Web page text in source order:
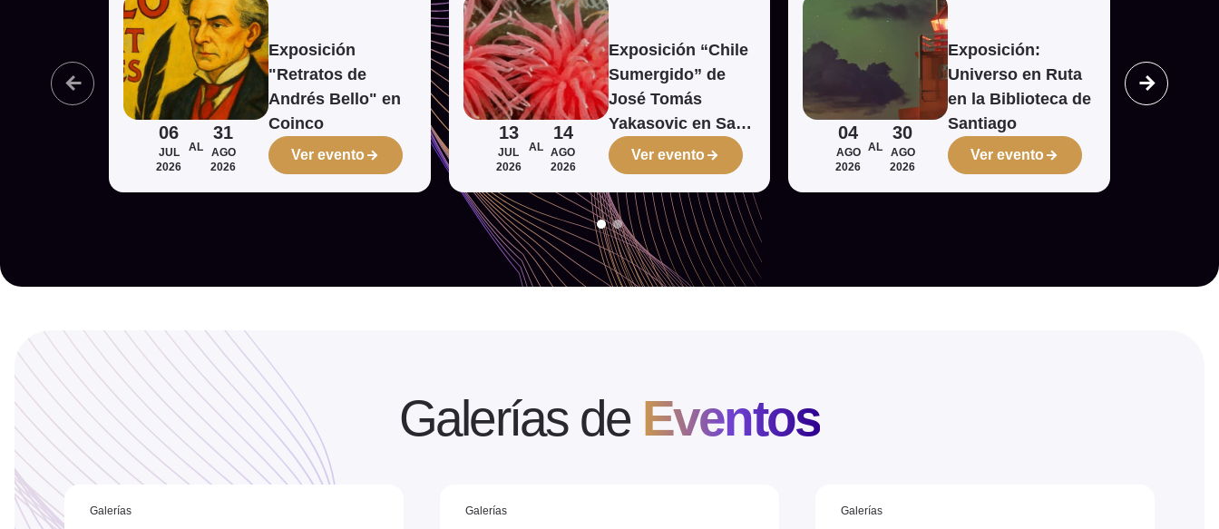
06
JUL
2026
AL
31
AGO
2026
Exposición
"Retratos de
Andrés Bello" en
Coinco
Ver evento
13
JUL
2026
AL
14
AGO
2026
Exposición “Chile
Sumergido” de
José Tomás
Yakasovic en San
Pedro de la Paz
Ver evento
04
AGO
2026
AL
30
AGO
2026
Exposición:
Universo en Ruta
en la Biblioteca de
Santiago
Ver evento
Galerías de Eventos
Galerías Galerías Galerías